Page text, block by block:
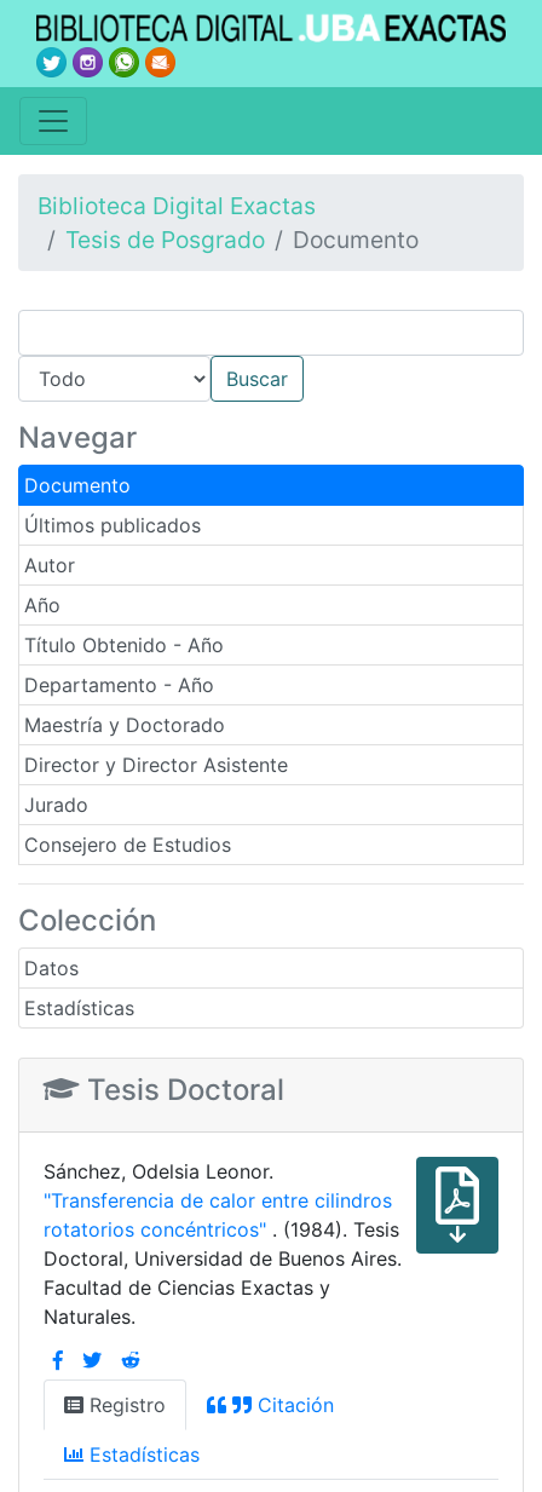
Biblioteca Digital Exactas
Tesis de Posgrado
Documento
Navegar
Documento
Últimos publicados
Autor
Año
Título Obtenido - Año
Departamento - Año
Maestría y Doctorado
Director y Director Asistente
Jurado
Consejero de Estudios
Colección
Datos
Estadísticas
Tesis Doctoral
Sánchez, Odelsia Leonor.
"Transferencia de calor entre cilindros
rotatorios concéntricos" . (1984). Tesis
Doctoral, Universidad de Buenos Aires.
Facultad de Ciencias Exactas y
Naturales.
Registro Citación
Estadísticas